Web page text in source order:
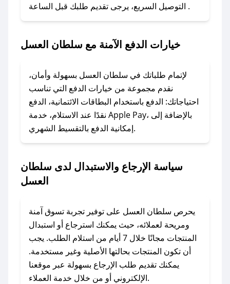
### كيفية استخدام كود خصم سلطان العسل؟
1. انسخ كود الخصم من تطبيق صحصح.
العسل.
### ماذا أفعل إذا لم يعمل كود الخصم؟
لا تقلق! يمكنك التواصل مع فريق دعم صحصح عبر
الرسائل الخاصة على تويتر أو البريد الإلكتروني،
وسنقوم بحل المشكلة في أسرع وقت ممكن.
### ماذا أفعل إذا لم أجد كود خصم لمتجري
في حال عدم توفر كوبونات لمتجرك المفضل، يمكنك
مراسلتنا مباشرة وسنعمل على توفير الكوبونات في
### كيف تحصل على كوبونات خصم حصرية من
سلطان العسل؟
للحصول على كوبونات وخصومات حصرية، قم بما
يلي:
- اضغط على أيقونة متابعة لمتجر سلطان العسل في
التوصيل السريع، يرجى تقديم طلبك قبل الساعة .
خيارات الدفع الآمنة مع سلطان العسل
لإتمام طلباتك في سلطان العسل بسهولة وأمان،
نقدم مجموعة من خيارات الدفع التي تناسب
احتياجاتك: الدفع باستخدام البطاقات الائتمانية، الدفع
نقدًا عند الاستلام، خدمة Apple Pay، بالإضافة إلى
إمكانية الدفع بالتقسيط الشهري.
سياسة الإرجاع والاستبدال لدى سلطان
العسل
يحرص سلطان العسل على توفير تجربة تسوق آمنة
ومريحة لعملائه، حيث يمكنك استرجاع أو استبدال
المنتجات مجانًا خلال 7 أيام من استلام الطلب. يجب
أن تكون المنتجات بحالتها الأصلية وغير مستخدمة.
يمكنك تقديم طلب الإرجاع بسهولة عبر موقعنا
الإلكتروني أو من خلال خدمة العملاء.